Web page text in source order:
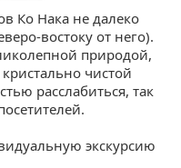
Ко Нака не далеко
востоку от него).
природой,
чистой
расслабиться, так
экскурсию